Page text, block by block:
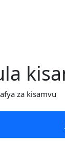
za kisamvu